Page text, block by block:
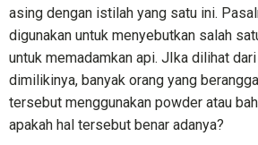
asing dengan istilah yang satu ini.
digunakan untuk menyebutkan salah
untuk memadamkan api. JIka dilihat
dimilikinya, banyak orang yang
tersebut menggunakan powder atau
apakah hal tersebut benar adanya?